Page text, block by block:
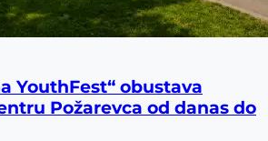
YouthFest“ obustava
Požarevca od danas do